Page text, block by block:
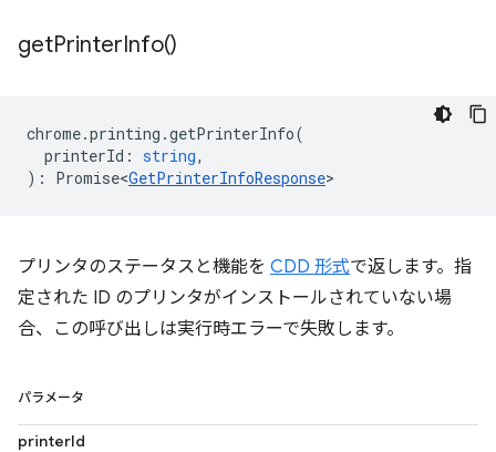
getPrinterInfo()
chrome.printing .getPrinterInfo(
printerId : string,
) : Promise<GetPrinterInfoResponse>
プリンタのステータスと機能を CDD 形式で返します。指
定された ID のプリンタがインストールされていない場
合、この呼び出しは実行時エラーで失敗します。
パラメータ
printerId